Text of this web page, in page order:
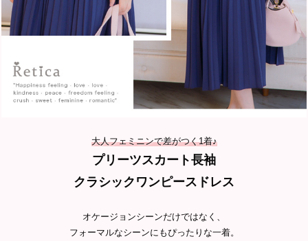
大人フェミニンで差がつく1着♪
プリーツスカート長袖
クラシックワンピースドレス
オケージョンシーンだけではなく、
フォーマルなシーンにもぴったりな一着。